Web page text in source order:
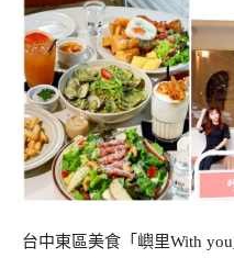
台中東區美食「嶼里With